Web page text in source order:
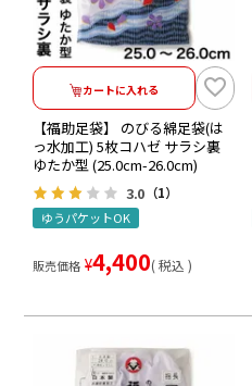
カートに入れる
【福助足袋】 のびる綿足袋(は
っ水加工) 5枚コハゼ サラシ裏
ゆたか型 (25.0cm-26.0cm)
3.0 （1）
ゆうパケットOK
販売価格 ¥4,400 税込